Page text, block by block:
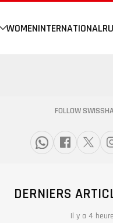
WOMENINTERNATIONAL
FOLLOW
DERNIERS
Il y a 4